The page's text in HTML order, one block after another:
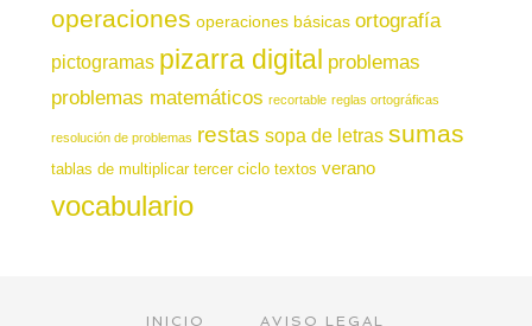
operaciones operaciones básicas ortografía
pictogramas pizarra digital problemas
problemas matemáticos recortable reglas ortográficas
resolución de problemas restas sopa de letras sumas
tablas de multiplicar tercer ciclo textos verano
vocabulario
INICIO
AVISO LEGAL